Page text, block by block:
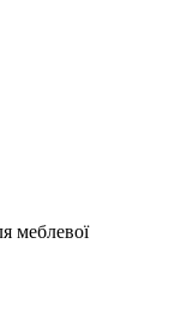
меблевої